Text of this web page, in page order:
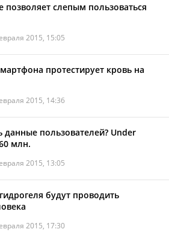
слепым пользоваться
2015, 15:05
протестирует кровь на
2015, 14:36
данные пользователей? Under
млн.
2015, 13:05
будут проводить
2015, 17:30